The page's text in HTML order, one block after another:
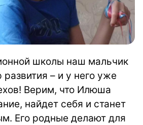
школы наш мальчик
– и у него уже
Верим, что Илюша
найдет себя и станет
Его родные делают для